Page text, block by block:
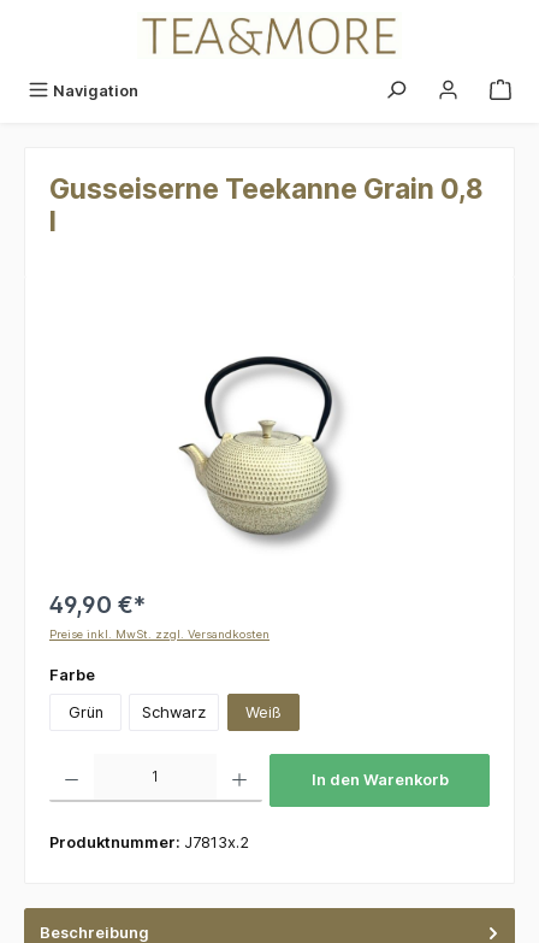
Navigation
Gusseiserne Teekanne Grain 0,8
l
49,90 €*
Preise inkl. MwSt. zzgl. Versandkosten
Farbeauswählen
Grün Schwarz Weiß
In den Warenkorb
Produktnummer: J7813x.2
Beschreibung